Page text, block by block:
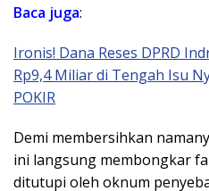
Baca juga:
Ironis! Dana Reses DPRD
Rp9,4 Miliar di Tengah Isu
POKIR
​Demi membersihkan
ini langsung membongkar
ditutupi oleh oknum